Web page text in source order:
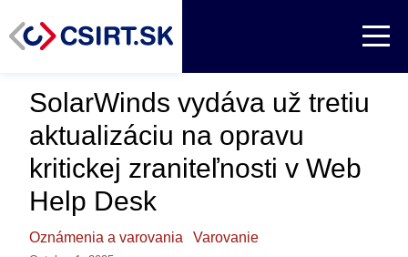
SolarWinds vydáva už tretiu
aktualizáciu na opravu
kritickej zraniteľnosti v Web
Help Desk
Oznámenia a varovania Varovanie